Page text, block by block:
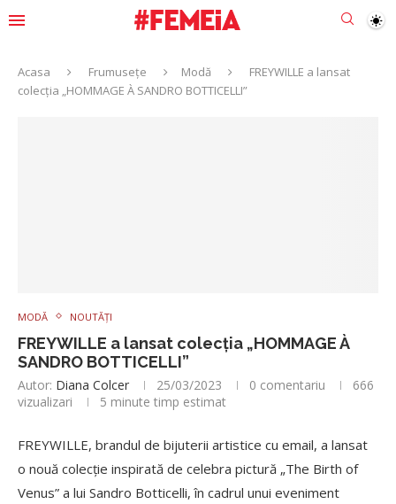
Acasa Frumusețe Modă
FREYWILLE a lansat
colecția „HOMMAGE À SANDRO BOTTICELLI”
MODĂ NOUTĂȚI
FREYWILLE a lansat colecția „HOMMAGE À
SANDRO BOTTICELLI”
Autor: Diana Colcer 25/03/2023 0 comentariu
666
vizualizari
5 minute timp estimat
FREYWILLE, brandul de bijuterii artistice cu email, a lansat
o nouă colecție inspirată de celebra pictură „The Birth of
Venus” a lui Sandro Botticelli, în cadrul unui eveniment